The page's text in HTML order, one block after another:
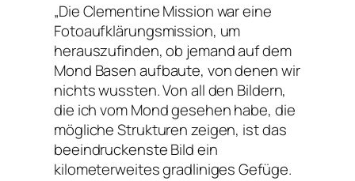
„Die Clementine Mission war eine
Fotoaufklärungsmission, um
herauszufinden, ob jemand auf dem
Mond Basen aufbaute, von denen wir
nichts wussten. Von all den Bildern,
die ich vom Mond gesehen habe, die
mögliche Strukturen zeigen, ist das
beeindruckenste Bild ein
kilometerweites gradliniges Gefüge.